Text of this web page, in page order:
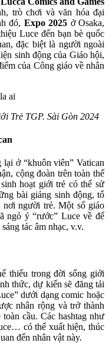
trò chơi và văn hóa đại
đó, Expo 2025 ở Osaka,
Luce đến bạn bè quốc
đặc biệt là người ngoài
sinh động của Giáo hội,
của Công giáo về nhân
Trẻ TGP. Sài Gòn 2024
ở “khuôn viên” Vatican
cộng đoàn trên toàn thế
hoạt giới trẻ có thể sử
bài giảng sinh động, tổ
người trẻ. Một số giáo
ngỏ ý “rước” Luce về để
tác âm nhạc, v.v.
thiếu trong đời sống giới
thức, dự kiến sẽ đăng tải
dưới dạng comic hoặc
nhân rộng và trở thành
cầu. Các hashtag như
có thể xuất hiện, thúc
đến nhân vật này.